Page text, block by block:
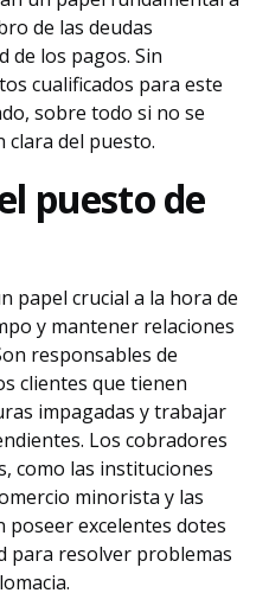
de las deudas
de los pagos. Sin
cualificados para este
sobre todo si no se
clara del puesto.
puesto de
papel crucial a la hora de
y mantener relaciones
responsables de
clientes que tienen
impagadas y trabajar
Los cobradores
como las instituciones
minorista y las
poseer excelentes dotes
para resolver problemas